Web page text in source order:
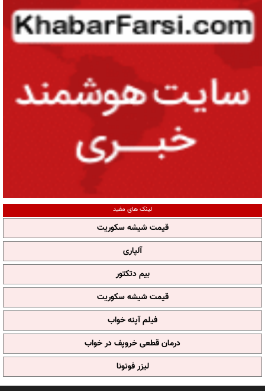
لینک های مفید
قیمت شیشه سکوریت
آلپاری
بیم دتکتور
قیمت شیشه سکوریت
فیلم آپنه خواب
درمان قطعی خروپف در خواب
لیزر فوتونا